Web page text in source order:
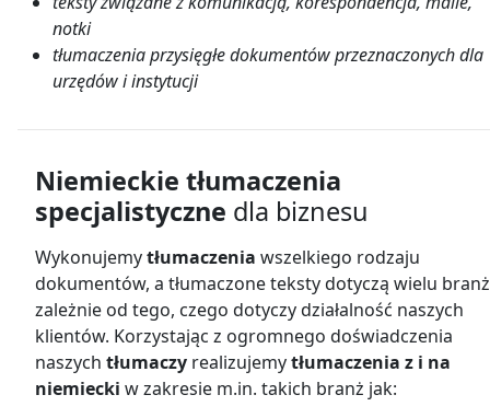
notki
tłumaczenia przysięgłe dokumentów przeznaczonych dla
urzędów i instytucji
Niemieckie tłumaczenia
specjalistyczne dla biznesu
Wykonujemytłumaczenia wszelkiego rodzaju
dokumentów, a tłumaczone teksty dotyczą wielu
zależnie od tego, czego dotyczy działalność naszych
klientów. Korzystając z ogromnego doświadczenia
naszych tłumaczy realizujemytłumaczenia z i na
niemiecki w zakresie m.in. takich branż jak: